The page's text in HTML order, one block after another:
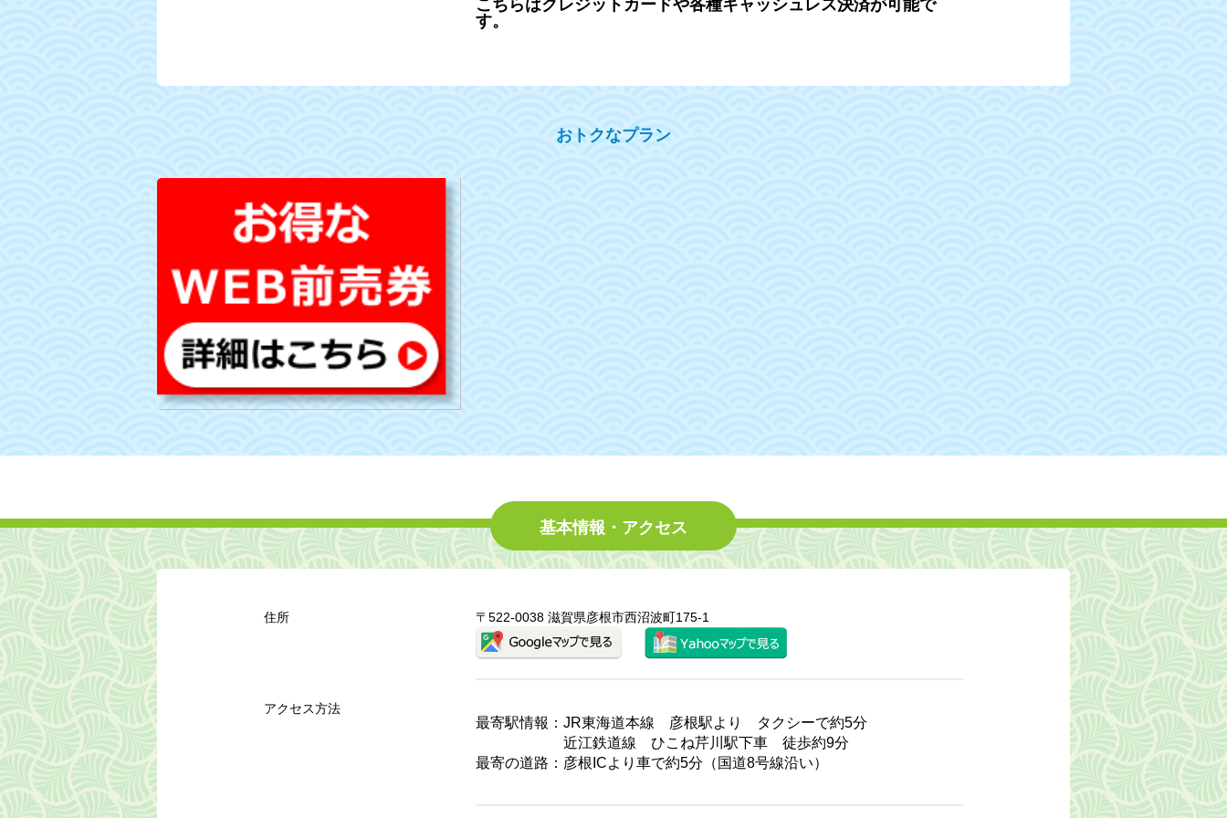
こちらはクレジットカードや各種キャッシュレス決済が可能で
す。
おトクなプラン
基本情報・アクセス
住所 〒522-0038 滋賀県彦根市西沼波町175-1
アクセス方法
最寄駅情報：JR東海道本線 彦根駅より タクシーで約5分
近江鉄道線 ひこね芹川駅下車 徒歩約9分
最寄の道路：彦根ICより車で約5分（国道8号線沿い）